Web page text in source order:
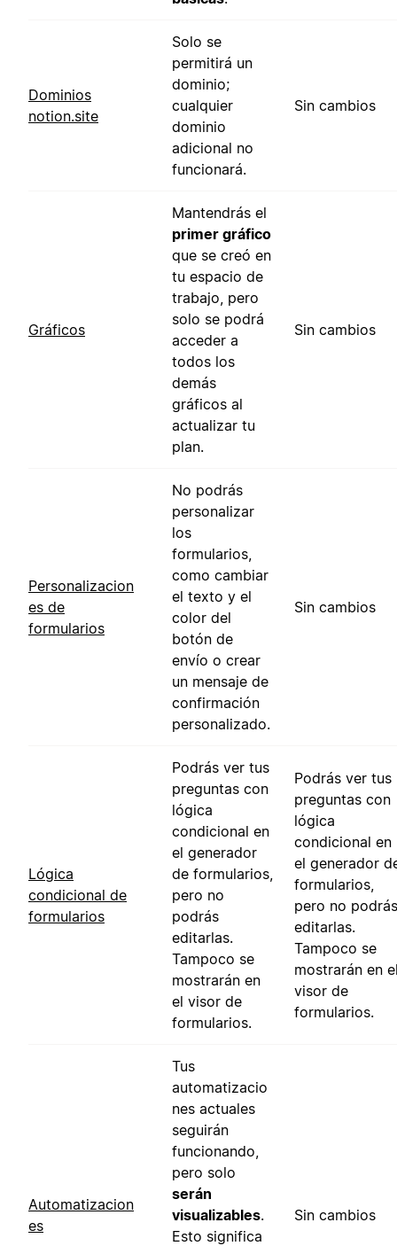
Dominios
notion.site
Solo se
permitirá un
dominio;
cualquier
dominio
adicional no
funcionará.
Sin cambios
Gráficos
Mantendrás el
primer gráfico
que se creó en
tu espacio de
trabajo, pero
solo se podrá
acceder a
todos los
demás
gráficos al
actualizar tu
plan.
Sin cambios
Personalizacion
es de
formularios
No podrás
personalizar
los
formularios,
como cambiar
el texto y el
color del
botón de
envío o crear
un mensaje de
confirmación
personalizado.
Sin cambios
Lógica
condicional de
formularios
Podrás ver tus
preguntas con
lógica
condicional en
el generador
de formularios,
pero no
podrás
editarlas.
Tampoco se
mostrarán en
el visor de
formularios.
Podrás ver tus
preguntas con
lógica
condicional en
el generador
formularios,
pero no podrás
editarlas.
Tampoco se
mostrarán en
visor de
formularios.
Automatizacion
es
Tus
automatizacio
nes actuales
seguirán
funcionando,
pero solo
serán
visualizables.
Esto significa
Sin cambios